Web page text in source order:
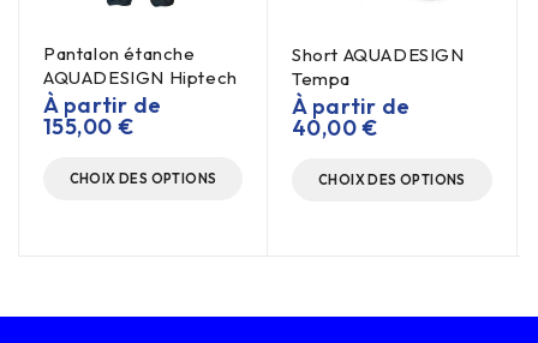
Pantalon étanche
AQUADESIGN Hiptech
À partir de
155,00 €
CHOIX DES OPTIONS
Short AQUADESIGN
Tempa
À partir de
40,00€
CHOIX DES OPTIONS